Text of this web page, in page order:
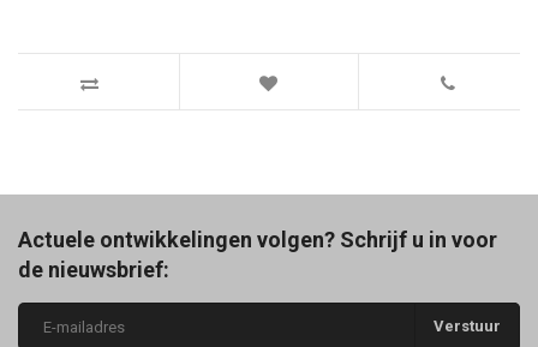
Actuele ontwikkelingen volgen? Schrijf u in voor
de nieuwsbrief:
Verstuur